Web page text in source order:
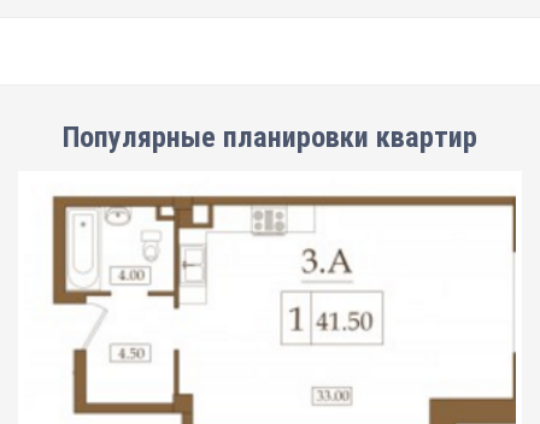
Популярные планировки квартир